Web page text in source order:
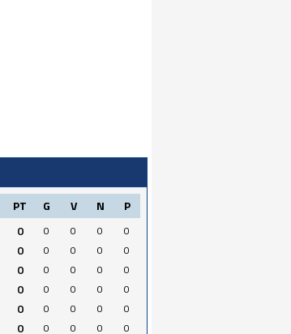
PT G V N P
0 0 0 0
0
0 0 0 0
0
0 0 0 0
0
0 0 0 0
0
0 0 0 0
0
0 0 0 0
0